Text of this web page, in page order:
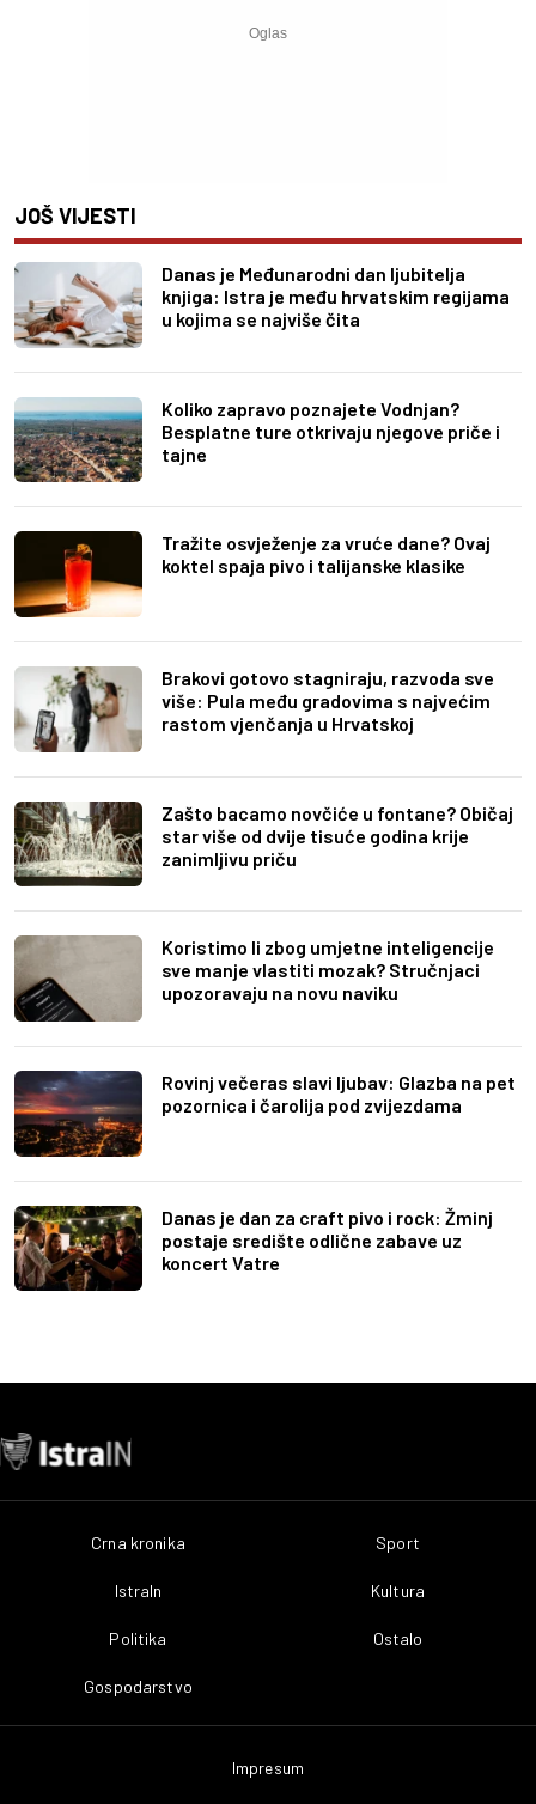
JOŠ VIJESTI
Danas je Međunarodni dan ljubitelja
knjiga: Istra je među hrvatskim regijama
u kojima se najviše čita
Koliko zapravo poznajete Vodnjan?
Besplatne ture otkrivaju njegove priče i
tajne
Tražite osvježenje za vruće dane? Ovaj
koktel spaja pivo i talijanske klasike
Brakovi gotovo stagniraju, razvoda sve
više: Pula među gradovima s najvećim
rastom vjenčanja u Hrvatskoj
Zašto bacamo novčiće u fontane? Običaj
star više od dvije tisuće godina krije
zanimljivu priču
Koristimo li zbog umjetne inteligencije
sve manje vlastiti mozak? Stručnjaci
upozoravaju na novu naviku
Rovinj večeras slavi ljubav: Glazba na pet
pozornica i čarolija pod zvijezdama
Danas je dan za craft pivo i rock: Žminj
postaje središte odlične zabave uz
koncert Vatre
Crna kronika
IstraIn
Politika
Gospodarstvo
Sport
Kultura
Ostalo
Impresum